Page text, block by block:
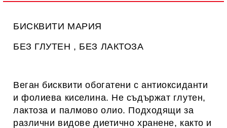
БИСКВИТИ МАРИЯ
БЕЗ ГЛУТЕН , БЕЗ ЛАКТОЗА
Веган бисквити обогатени с антиоксиданти
и фолиева киселина. Не съдържат глутен,
лактоза и палмово олио. Подходящи за
различни видове диетично хранене, както и